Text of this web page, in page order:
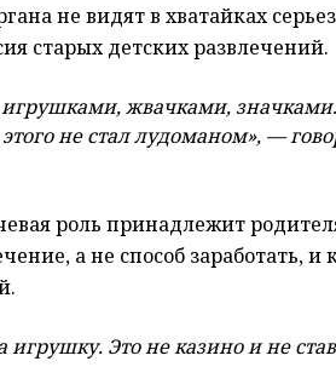
не видят в хватайках
старых детских развлечений.
жвачками,
не стал лудоманом», —
роль принадлежит
а не способ заработать, и
Это не казино и не